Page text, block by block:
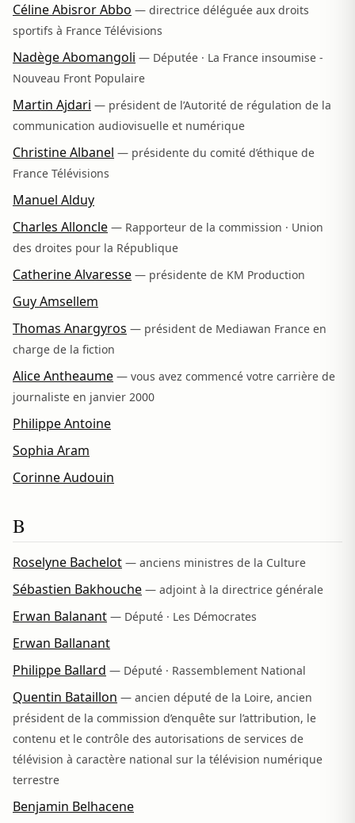
Céline Abisror Abbo — directrice déléguée aux droits
sportifs à France Télévisions
Nadège Abomangoli — Députée · La France insoumise -
Nouveau Front Populaire
Martin Ajdari — président de l’Autorité de régulation de la
communication audiovisuelle et numérique
Christine Albanel — présidente du comité d’éthique de
France Télévisions
Manuel Alduy
Charles Alloncle — Rapporteur de la commission · Union
des droites pour la République
Catherine Alvaresse — présidente de KM Production
Guy Amsellem
Thomas Anargyros — président de Mediawan France en
charge de la fiction
Alice Antheaume — vous avez commencé votre carrière de
journaliste en janvier 2000
Philippe Antoine
Sophia Aram
Corinne Audouin
B
Roselyne Bachelot — anciens ministres de la Culture
Sébastien Bakhouche — adjoint à la directrice générale
Erwan Balanant — Député · Les Démocrates
Erwan Ballanant
Philippe Ballard — Député · Rassemblement National
Quentin Bataillon — ancien député de la Loire, ancien
président de la commission d’enquête sur l’attribution, le
contenu et le contrôle des autorisations de services de
télévision à caractère national sur la télévision numérique
terrestre
Benjamin Belhacene